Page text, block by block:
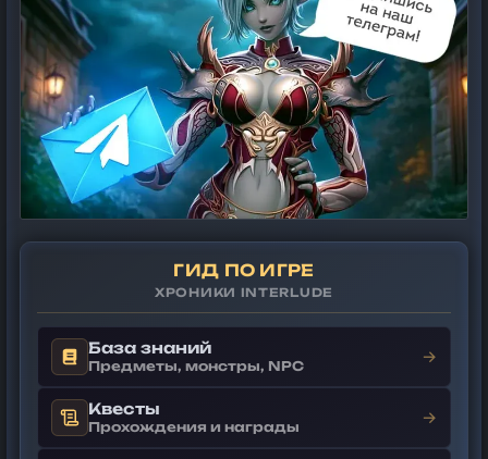
ГИД ПО ИГРЕ
ХРОНИКИ INTERLUDE
База знаний
Предметы, монстры, NPC →
Квесты
Прохождения и награды →